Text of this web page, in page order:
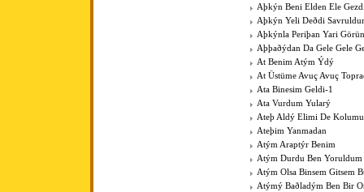
Aþkýn Beni Elden Ele
Aþkýn Yeli Deðdi
Aþkýnla Periþan Yari
Aþþaðýdan Da Gele Gele
At Benim Atým Ýdý
At Üstüme Avuç Avuç
Ata Binesim Geldi-1
Ata Vurdum Yularý
Ateþ Aldý Elimi De Kolumu
Ateþim Yanmadan
Atým Araptýr Benim
Atým Durdu Ben Yoruldum
Atým Olsa Binsem Gitsem
Atýmý Baðladým Ben Bir